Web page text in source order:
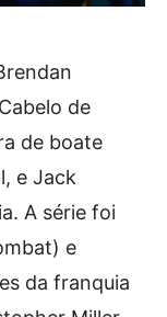
de
de boate
e Jack
A série foi
e
da franquia